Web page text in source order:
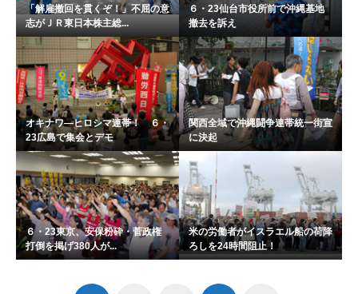
「解雇撤回を貫くぞ！」不屈の意
志がＪＲ東日本株主総...
６・23仙台市役所前で沖縄基地
撤去を訴え
オキナワ―ヒロシマ連帯！ ６・
23広島で集会とデモ
関西全域で沖縄闘争連帯統一街宣
に決起
６・23東京、安保粉砕・菅政権
打倒を掲げ380人が...
米の労働者がイスラエル船の荷降
ろしを24時間阻止！